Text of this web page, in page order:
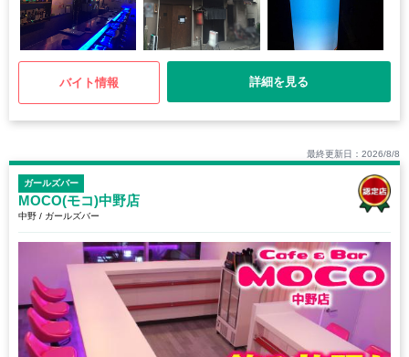
バイト情報 詳細を見る
最終更新日：2026/8/8
ガールズバー
MOCO(モコ)中野店
中野 / ガールズバー